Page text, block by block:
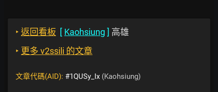
‣ 返回看板 [ Kaohsiung ] 高雄
‣ 更多 v2ssili 的文章
文章代碼(AID): #1QUSy_Ix (Kaohsiung)